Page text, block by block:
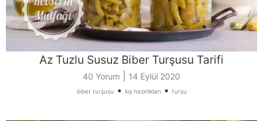
Az Tuzlu Susuz Biber Turşusu Tarifi
40 Yorum 14 Eylül 2020
biber turşusu • kış hazırlıkları• turşu